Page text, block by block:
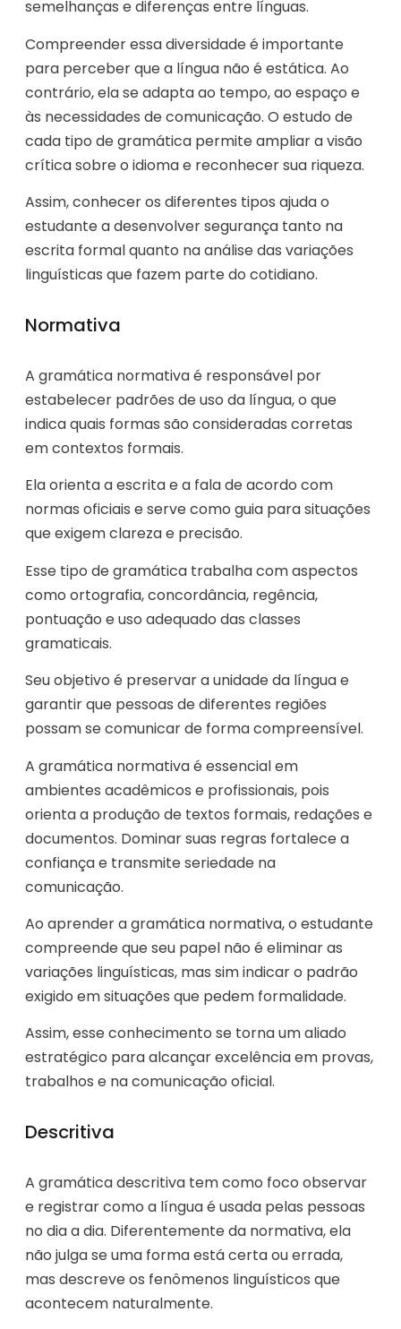
semelhanças e diferenças entre línguas.
Compreender essa diversidade é importante
para perceber que a língua não é estática. Ao
contrário, ela se adapta ao tempo, ao espaço e
às necessidades de comunicação. O estudo de
cada tipo de gramática permite ampliar a visão
crítica sobre o idioma e reconhecer sua riqueza.
Assim, conhecer os diferentes tipos ajuda o
estudante a desenvolver segurança tanto na
escrita formal quanto na análise das variações
linguísticas que fazem parte do cotidiano.
Normativa
A gramática normativa é responsável por
estabelecer padrões de uso da língua, o que
indica quais formas são consideradas corretas
em contextos formais.
Ela orienta a escrita e a fala de acordo com
normas oficiais e serve como guia para situações
que exigem clareza e precisão.
Esse tipo de gramática trabalha com aspectos
como ortografia, concordância, regência,
pontuação e uso adequado das classes
gramaticais.
Seu objetivo é preservar a unidade da língua e
garantir que pessoas de diferentes regiões
possam se comunicar de forma compreensível.
A gramática normativa é essencial em
ambientes acadêmicos e profissionais, pois
orienta a produção de textos formais, redações e
documentos. Dominar suas regras fortalece a
confiança e transmite seriedade na
comunicação.
Ao aprender a gramática normativa, o estudante
compreende que seu papel não é eliminar as
variações linguísticas, mas sim indicar o padrão
exigido em situações que pedem formalidade.
Assim, esse conhecimento se torna um aliado
estratégico para alcançar excelência em provas,
trabalhos e na comunicação oficial.
Descritiva
A gramática descritiva tem como foco observar
e registrar como a língua é usada pelas pessoas
no dia a dia. Diferentemente da normativa, ela
não julga se uma forma está certa ou errada,
mas descreve os fenômenos linguísticos que
acontecem naturalmente.